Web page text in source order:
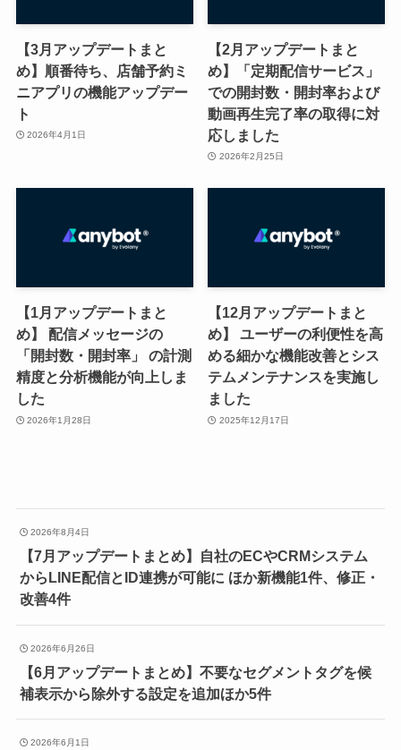
【3月アップデートまと
め】順番待ち、店舗予約ミ
ニアプリの機能アップデー
ト
2026年4月1日
【2月アップデートまと
め】「定期配信サービス」
での開封数・開封率および
動画再生完了率の取得に対
応しました
2026年2月25日
【1月アップデートまと
め】 配信メッセージの
「開封数・開封率」 の計測
精度と分析機能が向上しま
した
2026年1月28日
【12月アップデートまと
め】 ユーザーの利便性を高
める細かな機能改善とシス
テムメンテナンスを実施し
ました
2025年12月17日
2026年8月4日
【7月アップデートまとめ】自社のECやCRMシステム
からLINE配信とID連携が可能に ほか新機能1件、修正・
改善4件
2026年6月26日
【6月アップデートまとめ】不要なセグメントタグを候
補表示から除外する設定を追加ほか5件
2026年6月1日